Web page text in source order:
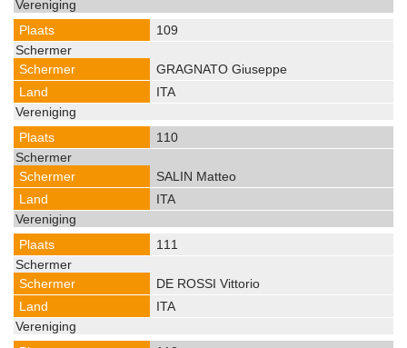
109
GRAGNATO Giuseppe
ITA
110
SALIN Matteo
ITA
111
DE ROSSI Vittorio
ITA